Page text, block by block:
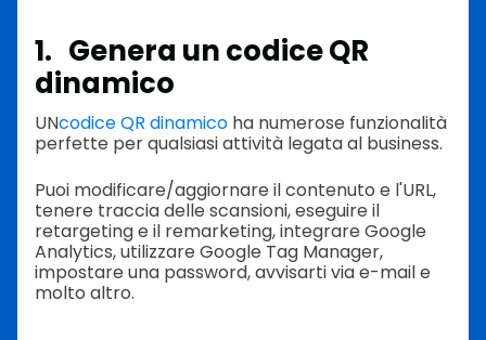
1. Genera un codice QR
dinamico
UNcodice QR dinamico ha numerose funzionalità
perfette per qualsiasi attività legata al business.
Puoi modificare/aggiornare il contenuto e l'URL,
tenere traccia delle scansioni, eseguire il
retargeting e il remarketing, integrare Google
Analytics, utilizzare Google Tag Manager,
impostare una password, avvisarti via e-mail e
molto altro.